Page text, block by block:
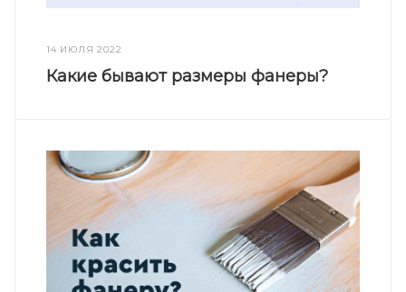
14 ИЮЛЯ 2022
Какие бывают размеры фанеры?